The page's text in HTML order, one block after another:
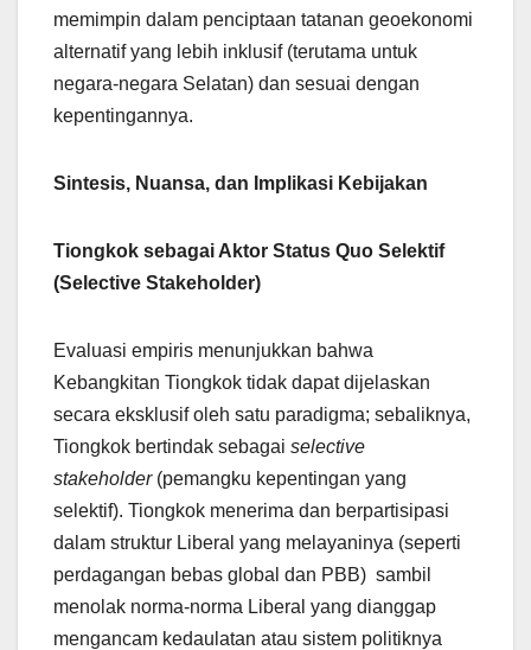
memimpin dalam penciptaan tatanan geoekonomi
alternatif yang lebih inklusif (terutama untuk
negara-negara Selatan) dan sesuai dengan
kepentingannya.
Sintesis, Nuansa, dan Implikasi Kebijakan
Tiongkok sebagai Aktor Status Quo Selektif
(Selective Stakeholder)
Evaluasi empiris menunjukkan bahwa
Kebangkitan Tiongkok tidak dapat dijelaskan
secara eksklusif oleh satu paradigma; sebaliknya,
Tiongkok bertindak sebagai selective
stakeholder(pemangku kepentingan yang
selektif). Tiongkok menerima dan berpartisipasi
dalam struktur Liberal yang melayaninya (seperti
perdagangan bebas global dan PBB) sambil
menolak norma-norma Liberal yang dianggap
mengancam kedaulatan atau sistem politiknya